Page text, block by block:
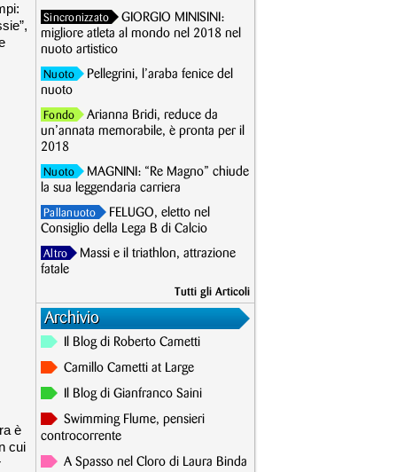
è
cui
Sincronizzato
GIORGIO MINISINI:
migliore atleta al mondo nel 2018 nel
nuoto artistico
Nuoto
Pellegrini, l’araba fenice del
nuoto
Fondo
Arianna Bridi, reduce da
un’annata memorabile, è pronta per il
2018
Nuoto
MAGNINI: “Re Magno” chiude
la sua leggendaria carriera
Pallanuoto
FELUGO, eletto nel
Consiglio della Lega B di Calcio
Altro
Massi e il triathlon, attrazione
fatale
Tutti gli Articoli
Archivio
Il Blog di Roberto Cametti
Camillo Cametti at Large
Il Blog di Gianfranco Saini
Swimming Flume, pensieri
controcorrente
A Spasso nel Cloro di Laura Binda